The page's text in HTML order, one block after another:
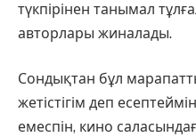
түкпірінен танымал
авторлары жиналады.
Сондықтан бұл
жетістігім деп
емеспін, кино